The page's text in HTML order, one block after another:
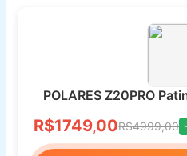
POLARES Z20PRO
R$1749,00R$4999,00